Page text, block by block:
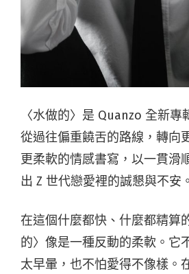
〈水做的〉是 Quanzo 全新專
從過往偏重饒舌的路線，轉向
更柔軟的情感書寫，以一貫滑
出 Z 世代戀愛裡的誠懇與不安。
在這個什麼都快、什麼都精算
的〉像是一種反動的柔軟。它
太早暈，也不怕愛得不像樣。